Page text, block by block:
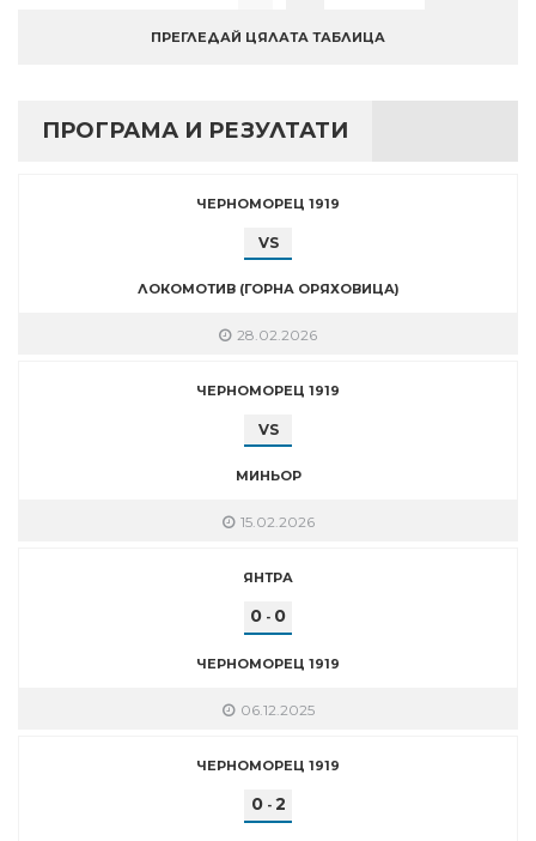
ПРЕГЛЕДАЙ ЦЯЛАТА ТАБЛИЦА
ПРОГРАМА И РЕЗУЛТАТИ
ЧЕРНОМОРЕЦ 1919
VS
ЛОКОМОТИВ (ГОРНА ОРЯХОВИЦА)
28.02.2026
ЧЕРНОМОРЕЦ 1919
VS
МИНЬОР
15.02.2026
ЯНТРА
0 - 0
ЧЕРНОМОРЕЦ 1919
06.12.2025
ЧЕРНОМОРЕЦ 1919
0- 2